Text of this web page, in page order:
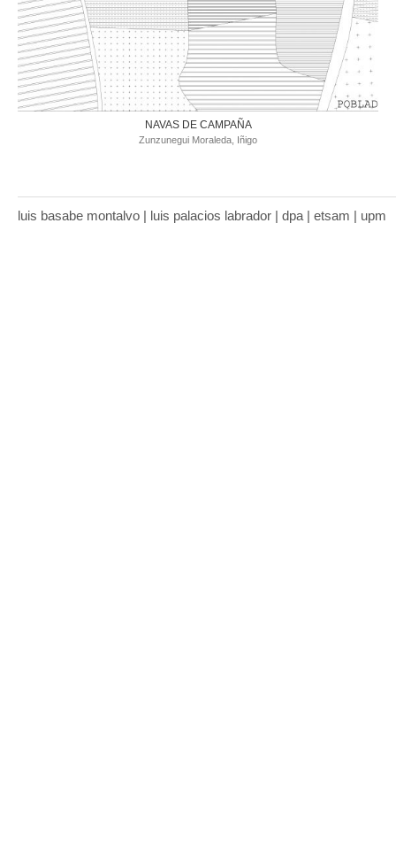
NAVAS DE CAMPAÑA
Zunzunegui Moraleda, Iñigo
luis basabe montalvo | luis palacios labrador | dpa | etsam | upm